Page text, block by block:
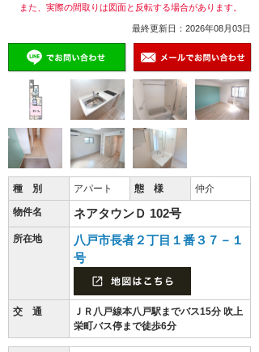
また、実際の間取りは図面と反転する場合があります。
最終更新日：2026年08月03日
種 別 アパート 態 様 仲介
物件名 ネアタウンＤ 102号
所在地
八戸市長者２丁目１番３７－１
号
交 通
ＪＲ八戸線本八戸駅までバス15分 吹上
栄町バス停まで徒歩6分